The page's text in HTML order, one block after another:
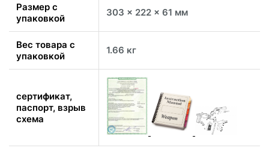
Размер с
упаковкой
303 x 222 x 61 мм
Вес товара с
упаковкой
1.66 кг
сертификат,
паспорт, взрыв
схема